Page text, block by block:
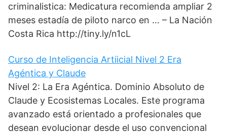
t
A
p
p
w
i
t
t
e
)
e
r
a
m
k
d
e
b
o
criminalistica: Medicatura recomienda ampliar 2
meses estadía de piloto narco en … – La Nación
Costa Rica http://tiny.ly/n1cL
Curso de Inteligencia Artiicial Nivel 2 Era
Agéntica y Claude
Nivel 2: La Era Agéntica. Dominio Absoluto de
Claude y Ecosistemas Locales. Este programa
avanzado está orientado a profesionales que
desean evolucionar desde el uso convencional